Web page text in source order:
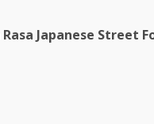
Japanese Street